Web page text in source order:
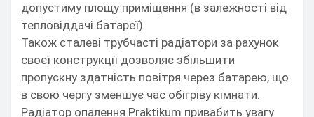
допустиму площу приміщення (в залежності від
тепловіддачі батареї).
Також сталеві трубчасті радіатори за рахунок
своєї конструкції дозволяє збільшити
пропускну здатність повітря через батарею, що
в свою чергу зменшує час обігріву кімнати.
Радіатор опалення Praktikum привабить увагу